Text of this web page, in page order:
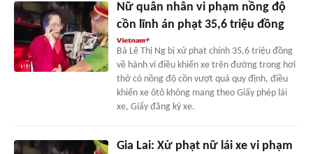
Nữ quân nhân vi phạm nồng độ
cồn lĩnh án phạt 35,6 triệu đồng
Bà Lê Thị Ng bị xử phạt chính 35,6 triệu đồng
về hành vi điều khiển xe trên đường trong hơi
thở có nồng độ cồn vượt quá quy định, điều
khiển xe ôtô không mang theo Giấy phép lái
xe, Giấy đăng ký xe.
Gia Lai: Xử phạt nữ lái xe vi phạm